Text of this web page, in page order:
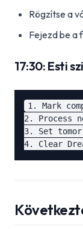
Rögzítse a
Fejezd be a
17:30: Esti
1. Mark
2. Process
3. Set